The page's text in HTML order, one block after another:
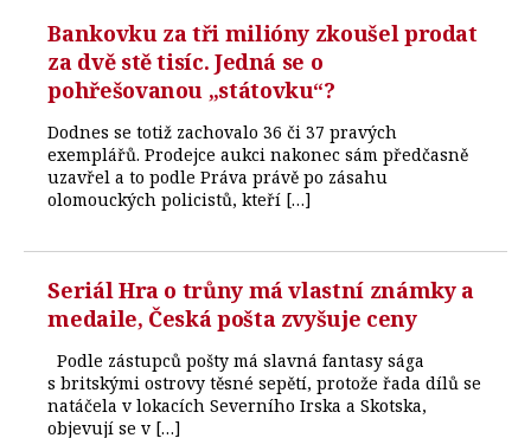
Bankovku za tři milióny zkoušel prodat
za dvě stě tisíc. Jedná se o
pohřešovanou „státovku“?
Dodnes se totiž zachovalo 36 či 37 pravých
exemplářů. Prodejce aukci nakonec sám předčasně
uzavřel a to podle Práva právě po zásahu
olomouckých policistů, kteří […]
Seriál Hra o trůny má vlastní známky a
medaile, Česká pošta zvyšuje ceny
Podle zástupců pošty má slavná fantasy sága
s britskými ostrovy těsné sepětí, protože řada dílů se
natáčela v lokacích Severního Irska a Skotska,
objevují se v […]